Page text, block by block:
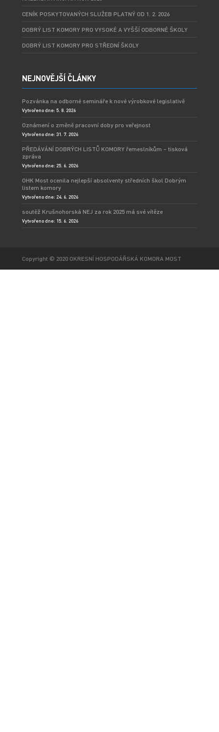
CENÍK POSKYTOVANÝCH SLUŽEB PLATNÝ OD 1. 2. 2026
DOBRÝ LIST KOMORY PRO VYSOKÉ A VYŠŠÍ ODBORNÉ ŠKOLY
DOBRÝ LIST KOMORY PRO STŘEDNÍ ŠKOLY
NEJNOVĚJŠÍ ČLÁNKY
Pozvánka na odborné semináře k nové výrobkové legislativě
Vytvořeno dne: 5. 8. 2026
Oznámení o změně pracovní doby pro veřejnost
Vytvořeno dne: 31. 7. 2026
PŘEDÁVÁNÍ DOBRÝCH LISTŮ KOMORY řemeslníkům – tisková
zpráva
Vytvořeno dne: 25. 6. 2026
OHK Most ocenila nejlepší absolventy středních škol Dobrým
listem komory
Vytvořeno dne: 24. 6. 2026
soutěž Krušnohorská NEJ za rok 2025 má své vítěze
Vytvořeno dne: 15. 6. 2026
Copyright © 2020 OKRESNÍ HOSPODÁŘSKÁ KOMORA MOST